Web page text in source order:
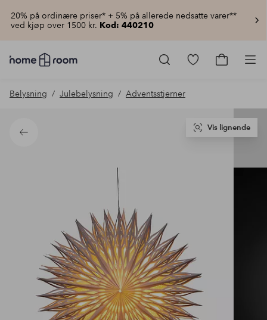
20% på ordinære priser* + 5% på allerede nedsatte varer**
ved kjøp over 1500 kr. Kod: 440210
Homeroom
–
hjemmet
pris
Gå
Gå
Belysning Julebelysning Adventsstjerner
Tilbake
Vis lignende